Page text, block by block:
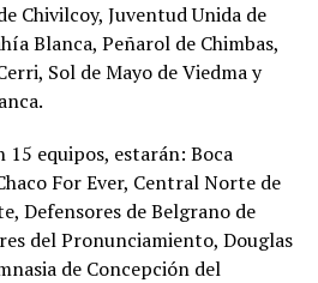
Chivilcoy, Juventud Unida de
Blanca, Peñarol de Chimbas,
Sol de Mayo de Viedma y
15 equipos, estarán: Boca
For Ever, Central Norte de
Defensores de Belgrano de
del Pronunciamiento, Douglas
de Concepción del